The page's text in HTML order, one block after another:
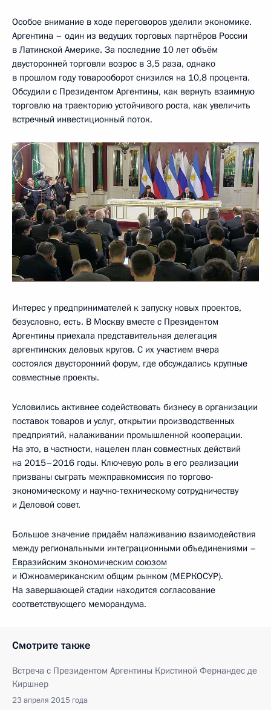
Особое внимание в ходе переговоров уделили экономике.
Аргентина – один из ведущих торговых партнёров России
в Латинской Америке. За последние 10 лет объём
двусторонней торговли возрос в 3,5 раза, однако
в прошлом году товарооборот снизился на 10,8 процента.
Обсудили с Президентом Аргентины, как вернуть взаимную
торговлю на траекторию устойчивого роста, как увеличить
встречный инвестиционный поток.
Интерес у предпринимателей к запуску новых проектов,
безусловно, есть. В Москву вместе с Президентом
Аргентины приехала представительная делегация
аргентинских деловых кругов. С их участием вчера
состоялся двусторонний форум, где обсуждались крупные
совместные проекты.
Условились активнее содействовать бизнесу в организации
поставок товаров и услуг, открытии производственных
предприятий, налаживании промышленной кооперации.
На это, в частности, нацелен план совместных действий
на 2015–2016 годы. Ключевую роль в его реализации
призваны сыграть межправкомиссия по торгово-
экономическому и научно-техническому сотрудничеству
и Деловой совет.
Большое значение придаём налаживанию взаимодействия
между региональными интеграционными объединениями –
Евразийским экономическим союзом
и Южноамериканским общим рынком (МЕРКОСУР).
На завершающей стадии находится согласование
соответствующего меморандума.
Смотрите также
Встреча с Президентом Аргентины Кристиной Фернандес де
Киршнер
23 апреля 2015 года